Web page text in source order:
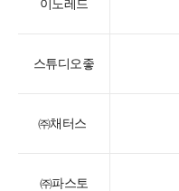
이노레드
스튜디오좋
㈜채터스
㈜파스토